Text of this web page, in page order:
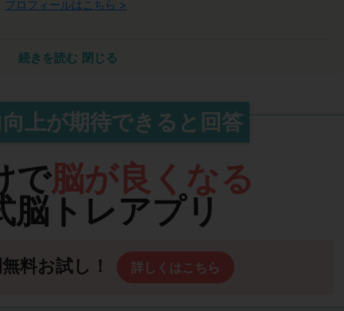
プロフィールはこちら >
計り知れない恩恵をもたらすでしょう
ケーション力・共感力といった能力開発領域の力であり、
になります。瞬読トレーニングは速読だけでなく、これらの
続きを読む 閉じる
上が期待できると回答
で脳が良くなる
脳トレアプリ
料お試し！ 詳しくはこちら